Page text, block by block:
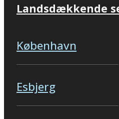
Landsdækkende
København
Esbjerg